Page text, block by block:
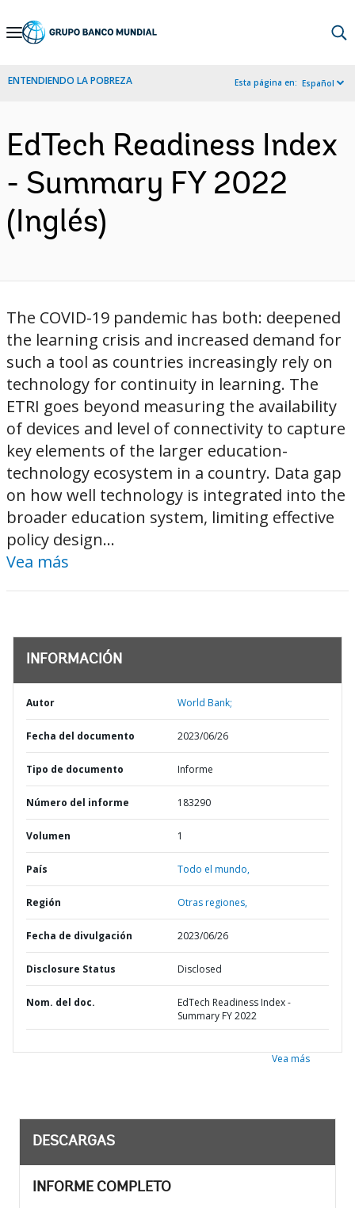
Skip
Navigation
ENTENDIENDO LA POBREZA Esta página en: Español
EdTech Readiness Index
- Summary FY 2022
(Inglés)
The COVID-19 pandemic has both: ​deepened
the learning crisis and ​increased demand for
such a tool as countries increasingly rely on
technology for continuity in learning.​ The
ETRI goes beyond measuring the availability
of devices and level of connectivity to capture
key elements of the larger education-
technology ecosystem in a country.​ Data gap
on how well technology is integrated into the
broader education system, limiting effective
policy design...
Vea más
INFORMACIÓN
Autor World Bank;
Fecha del documento 2023/06/26
Tipo de documento Informe
Número del informe 183290
Volumen 1
País Todo el mundo,
Región Otras regiones,
Fecha de divulgación 2023/06/26
Disclosure Status Disclosed
Nom. del doc.
EdTech Readiness Index -
Summary FY 2022
Vea más
DESCARGAS
INFORME COMPLETO